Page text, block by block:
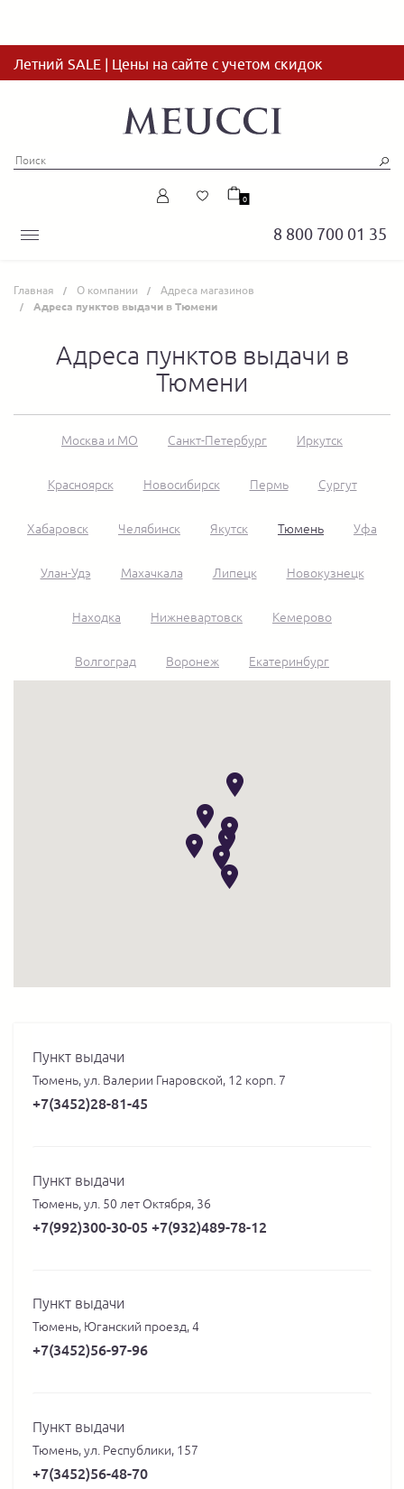
Летний SALE | Цены на сайте с учетом скидок
8 800 700 01 35
0
Главная О компании Адреса магазинов
Адреса пунктов выдачи в Тюмени
Адреса пунктов выдачи в
Тюмени
Москва и МО Санкт-Петербург Иркутск
Красноярск Новосибирск Пермь Сургут
Хабаровск Челябинск Якутск Тюмень Уфа
Улан-Удэ Махачкала Липецк Новокузнецк
Находка Нижневартовск Кемерово
Волгоград Воронеж Екатеринбург
Пункт выдачи
Тюмень, ул. Валерии Гнаровской, 12 корп. 7
+7(3452)28-81-45
Пункт выдачи
Тюмень, ул. 50 лет Октября, 36
+7(992)300-30-05 +7(932)489-78-12
Пункт выдачи
Тюмень, Юганский проезд, 4
+7(3452)56-97-96
Пункт выдачи
Тюмень, ул. Республики, 157
+7(3452)56-48-70